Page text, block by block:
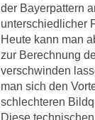
der Bayerpattern
unterschiedlicher
Heute kann man
zur Berechnung
verschwinden
man sich den
schlechteren